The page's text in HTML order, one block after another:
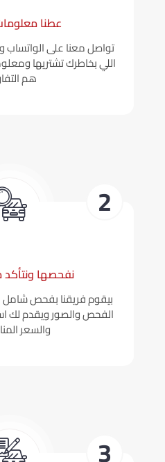
عطنا
تواصل معنا على الواتساب
اللي بخاطرك تشتريها
هم
نفحصها
بيقوم فريقنا بفحص شامل
الفحص والصور ويقدم لك
والسعر